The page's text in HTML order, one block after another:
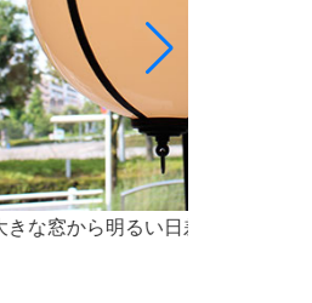
ースで、会議をご利用いただけ